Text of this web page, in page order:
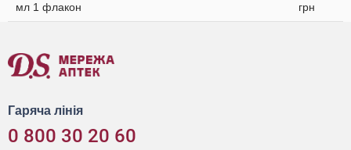
мл 1 флакон
грн
Гаряча лінія
0 800 30 20 60